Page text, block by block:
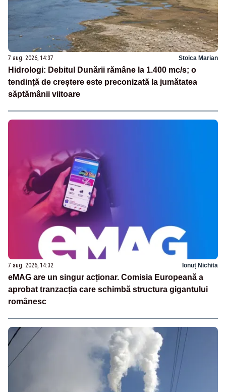
7 aug. 2026, 14:37 Stoica Marian
Hidrologi: Debitul Dunării rămâne la 1.400 mc/s; o
tendință de creștere este preconizată la jumătatea
săptămânii viitoare
7 aug. 2026, 14:32 Ionuț Nichita
eMAG are un singur acționar. Comisia Europeană a
aprobat tranzacția care schimbă structura gigantului
românesc